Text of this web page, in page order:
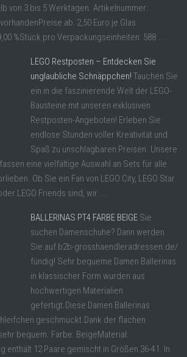
von 3 bis 5 Werktagen. Artikelnummer:
ab: 2,50 Euro je Glas
%Stück pro Verpackungseinheiten: 588 ...
LEGO Restposten – Entdecken Sie
unglaubliche Schnäppchen! Tauchen Sie
ein in die faszinierende Welt der LEGO-
Bausteine mit unseren exklusiven
Restposten-Angeboten! Erleben Sie
endlose Stunden voller Kreativität und
Spaß zu unschlagbaren Preisen. Unsere
eine vielfältige Auswahl an Sets für alle
Ob Sie ein Fan von LEGO City, LEGO Star
LEGO Friends sind, wir ...
BALLERINAS PT4 FARBE BEIGE Sie
suchen Damenschuhe? Dann werden
Sie auf b2b-grosshaendleradressen.de/
fündig! Sehr bequeme Damen Ballerinas
in klassischer Form wurden aus
hochwertigen Materialien
gefertigt.Diese Damen Ballerinas
geschmückt.Dank der flachen
bequem. Farbe: BeigeMaterial:
enthält 12 Paare gemischt in Größen 36-41. In